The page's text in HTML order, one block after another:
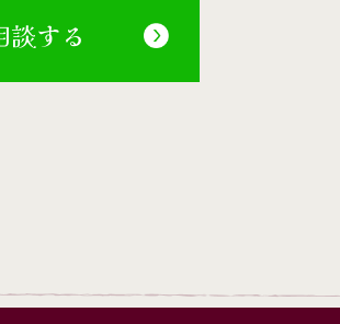
する